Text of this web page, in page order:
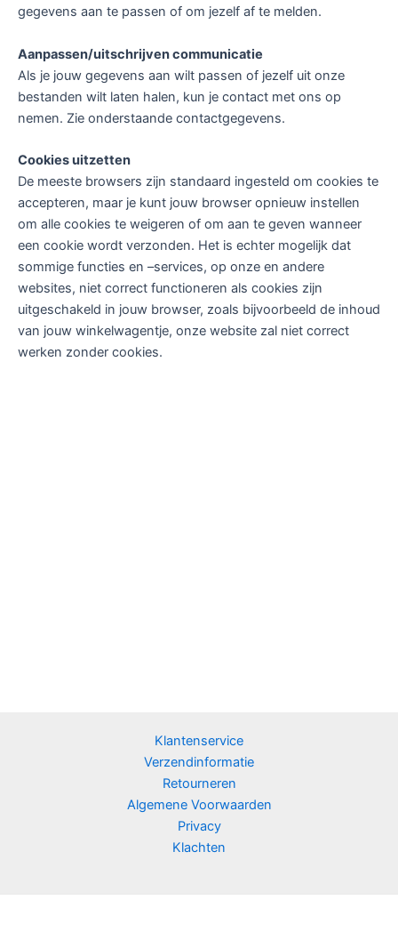
gegevens aan te passen of om jezelf af te melden.
Aanpassen/uitschrijven communicatie
Als je jouw gegevens aan wilt passen of jezelf uit onze
bestanden wilt laten halen, kun je contact met ons op
nemen. Zie onderstaande contactgegevens.
Cookies uitzetten
De meeste browsers zijn standaard ingesteld om cookies te
accepteren, maar je kunt jouw browser opnieuw instellen
om alle cookies te weigeren of om aan te geven wanneer
een cookie wordt verzonden. Het is echter mogelijk dat
sommige functies en –services, op onze en andere
websites, niet correct functioneren als cookies zijn
uitgeschakeld in jouw browser, zoals bijvoorbeeld de inhoud
van jouw winkelwagentje, onze website zal niet correct
werken zonder cookies.
Klantenservice
Verzendinformatie
Retourneren
Algemene Voorwaarden
Privacy
Klachten